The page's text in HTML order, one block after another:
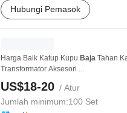
Hubungi Pemasok
Harga Baik Katup Kupu Baja Tahan
Transformator Aksesori ...
US$18-20 / Atur
Jumlah minimum:100 Set